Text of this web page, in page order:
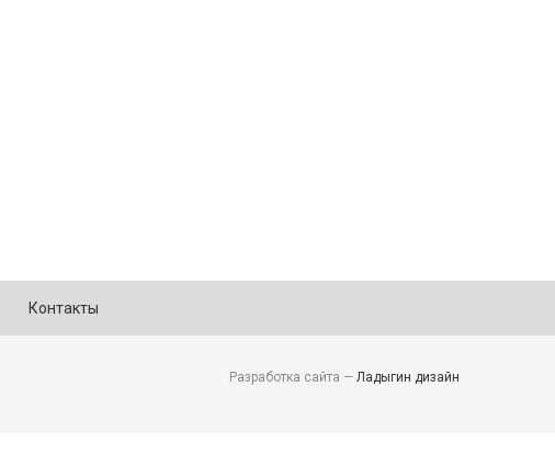
Контакты
Разработка сайта — Ладыгин дизайн